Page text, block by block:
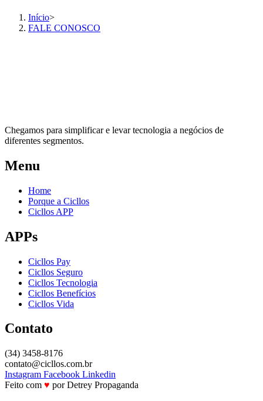
Início>
FALE CONOSCO
Chegamos para simplificar e levar tecnologia a negócios de
diferentes segmentos.
Menu
Home
Porque a Cicllos
Cicllos APP
APPs
Cicllos Pay
Cicllos Seguro
Cicllos Tecnologia
Cicllos Benefícios
Cicllos Vida
Contato
(34) 3458-8176
contato@cicllos.com.br
Instagram Facebook Linkedin
Feito com ♥ por Detrey Propaganda